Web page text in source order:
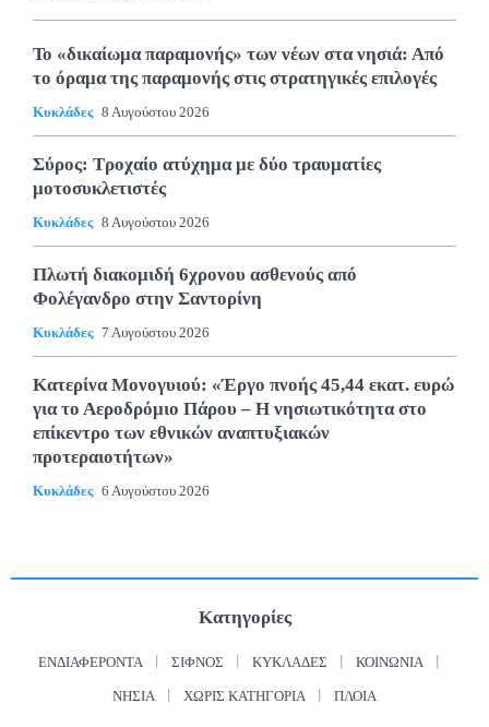
Το «δικαίωμα παραμονής» των νέων στα νησιά: Από
το όραμα της παραμονής στις στρατηγικές επιλογές
Κυκλάδες 8 Αυγούστου 2026
Σύρος: Τροχαίο ατύχημα με δύο τραυματίες
μοτοσυκλετιστές
Κυκλάδες 8 Αυγούστου 2026
Πλωτή διακομιδή 6χρονου ασθενούς από
Φολέγανδρο στην Σαντορίνη
Κυκλάδες 7 Αυγούστου 2026
Κατερίνα Μονογυιού: «Έργο πνοής 45,44 εκατ. ευρώ
για το Αεροδρόμιο Πάρου – Η νησιωτικότητα στο
επίκεντρο των εθνικών αναπτυξιακών
προτεραιοτήτων»
Κυκλάδες 6 Αυγούστου 2026
Κατηγορίες
ΕΝΔΙΑΦΈΡΟΝΤΑ ΣΊΦΝΟΣ ΚΥΚΛΆΔΕΣ ΚΟΙΝΩΝΊΑ
ΝΗΣΙΆ ΧΩΡΊΣ ΚΑΤΗΓΟΡΊΑ ΠΛΟΊΑ